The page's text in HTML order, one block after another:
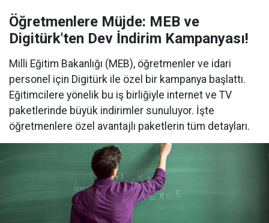
Öğretmenlere Müjde: MEB ve
Digitürk'ten Dev İndirim Kampanyası!
Milli Eğitim Bakanlığı (MEB), öğretmenler ve idari
personel için Digitürk ile özel bir kampanya başlattı.
Eğitimcilere yönelik bu iş birliğiyle internet ve TV
paketlerinde büyük indirimler sunuluyor. İşte
öğretmenlere özel avantajlı paketlerin tüm detayları.